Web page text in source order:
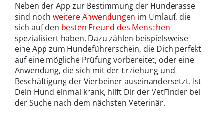
Neben der App zur Bestimmung der Hunderasse
sind noch weitere Anwendungen im Umlauf, die
sich auf den besten Freund des Menschen
spezialisiert haben. Dazu zählen beispielsweise
eine App zum Hundeführerschein, die Dich perfekt
auf eine mögliche Prüfung vorbereitet, oder eine
Anwendung, die sich mit der Erziehung und
Beschäftigung der Vierbeiner auseinandersetzt. Ist
Dein Hund einmal krank, hilft Dir der VetFinder bei
der Suche nach dem nächsten Veterinär.